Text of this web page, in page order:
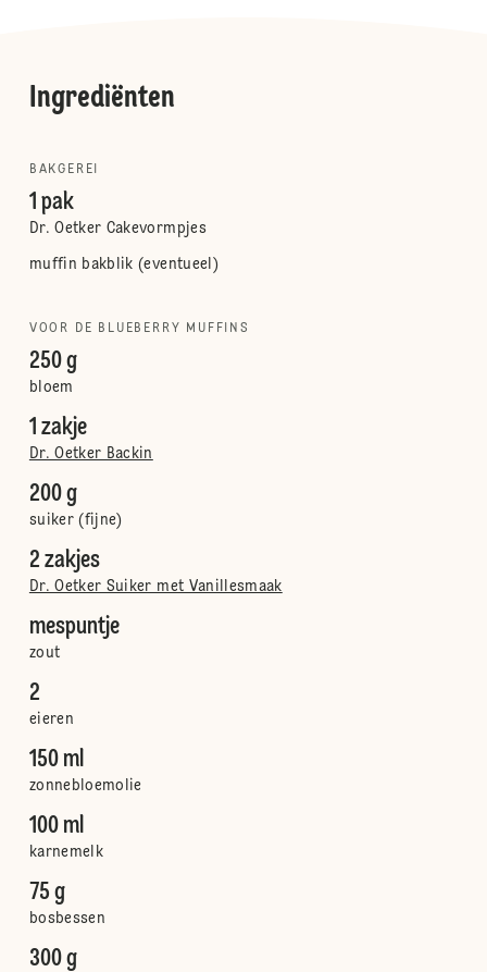
Ingrediënten
BAKGEREI
1 pak
Dr. Oetker Cakevormpjes
muffin bakblik (eventueel)
VOOR DE BLUEBERRY MUFFINS
250 g
bloem
1 zakje
Dr. Oetker Backin
200 g
suiker (fijne)
2 zakjes
Dr. Oetker Suiker met Vanillesmaak
mespuntje
zout
2
eieren
150 ml
zonnebloemolie
100 ml
karnemelk
75 g
bosbessen
300 g